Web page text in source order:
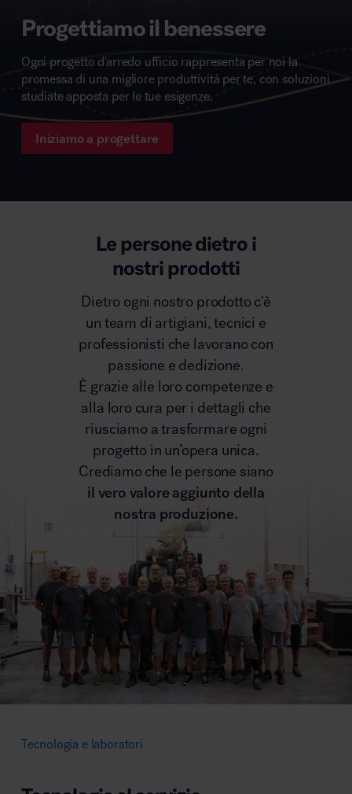
Progettiamo il benessere
Ogni progetto d’arredo ufficio rappresenta per noi la
promessa di una migliore produttività per te, con soluzioni
studiate apposta per le tue esigenze.
Iniziamo a progettare
Le persone dietro i
nostri prodotti
Dietro ogni nostro prodotto c’è
un team di artigiani, tecnici e
professionisti che lavorano con
passione e dedizione.
È grazie alle loro competenze e
alla loro cura per i dettagli che
riusciamo a trasformare ogni
progetto in un’opera unica.
Crediamo che le persone siano
il vero valore aggiunto della
nostra produzione.
Tecnologia e laboratori